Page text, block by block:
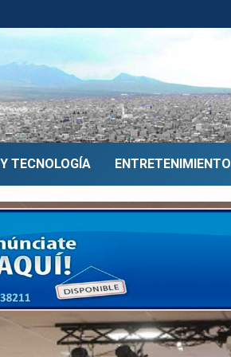
TECNOLOGÍA ENTRETENIMIENTO